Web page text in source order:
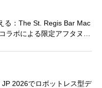
る：The St. Regis Bar Mac
ラボによる限定アフタヌー
2026でロボットレス型デ